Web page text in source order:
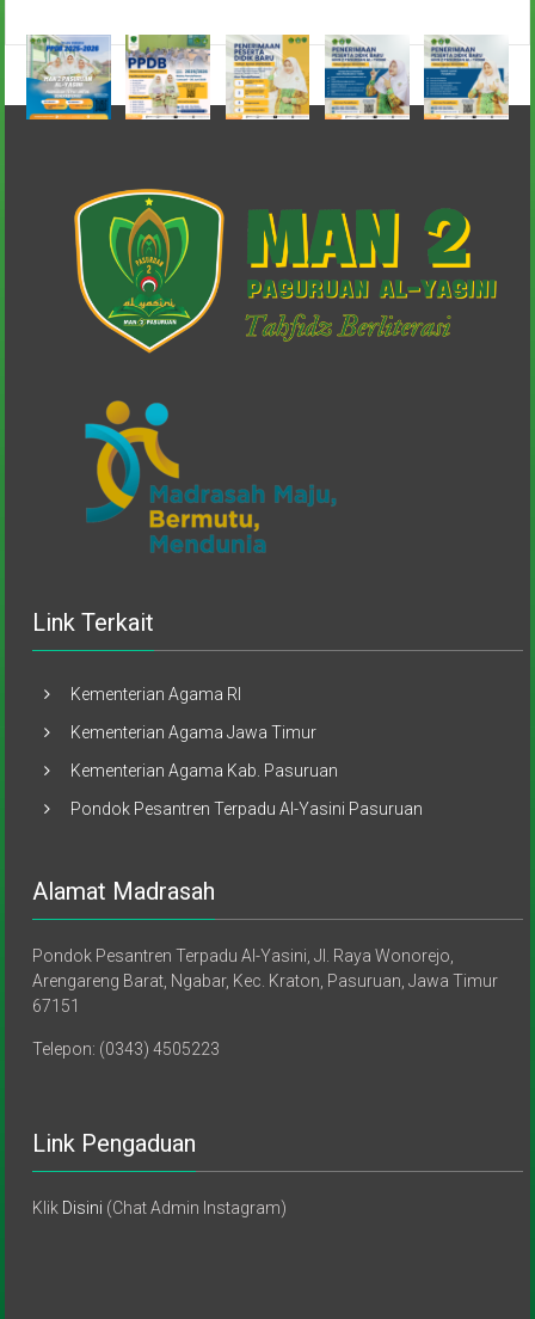
Link Terkait
Kementerian Agama RI
Kementerian Agama Jawa Timur
Kementerian Agama Kab. Pasuruan
Pondok Pesantren Terpadu Al-Yasini Pasuruan
Alamat Madrasah
Pondok Pesantren Terpadu Al-Yasini, Jl. Raya Wonorejo,
Arengareng Barat, Ngabar, Kec. Kraton, Pasuruan, Jawa Timur
67151
Telepon: (0343) 4505223
Link Pengaduan
Klik Disini (Chat Admin Instagram)